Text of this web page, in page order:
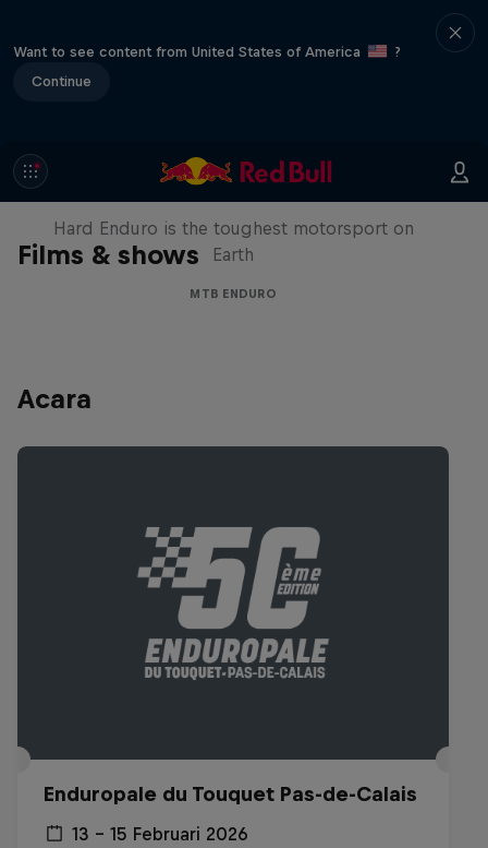
Want to see content from United States of America
?
Continue
Films & shows
Hard Enduro 2025: The Hardest
Season Yet?
Hard Enduro is the toughest motorsport on
Earth
MTB ENDURO
Acara
Enduropale du Touquet Pas-de-Calais
13 – 15 Februari 2026